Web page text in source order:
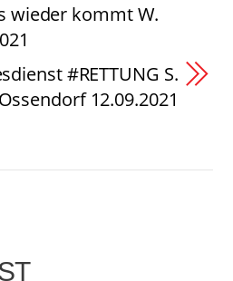
wieder kommt W.
#RETTUNG S.
Ossendorf 12.09.2021